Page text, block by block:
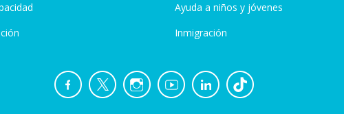
Ayuda a niños y jóvenes
Inmigración